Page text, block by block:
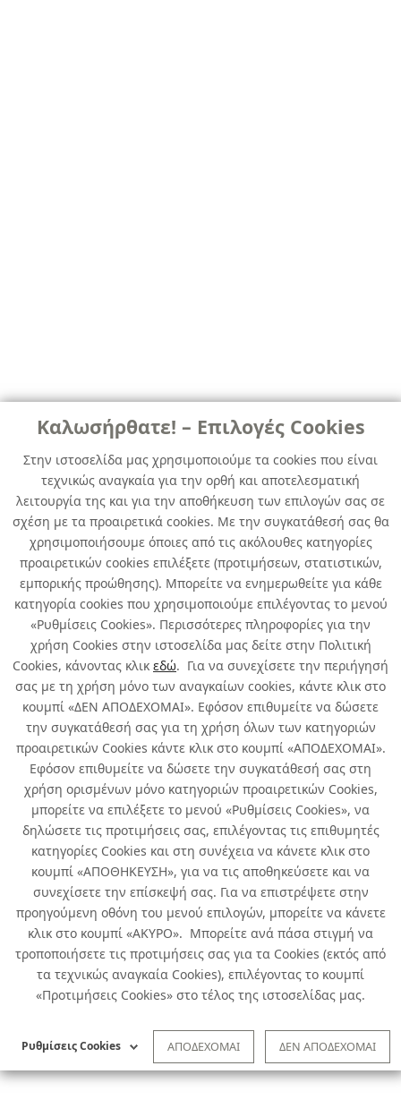
Καλωσήρθατε! – Επιλογές Cookies
Στην ιστοσελίδα μας χρησιμοποιούμε τα cookies που είναι
τεχνικώς αναγκαία για την ορθή και αποτελεσματική
λειτουργία της και για την αποθήκευση των επιλογών σας σε
σχέση με τα προαιρετικά cookies. Με την συγκατάθεσή σας θα
χρησιμοποιήσουμε όποιες από τις ακόλουθες κατηγορίες
προαιρετικών cookies επιλέξετε (προτιμήσεων, στατιστικών,
εμπορικής προώθησης). Μπορείτε να ενημερωθείτε για κάθε
κατηγορία cookies που χρησιμοποιούμε επιλέγοντας το μενού
«Ρυθμίσεις Cookies». Περισσότερες πληροφορίες για την
χρήση Cookies στην ιστοσελίδα μας δείτε στην Πολιτική
Cookies, κάνοντας κλικ εδώ. Για να συνεχίσετε την περιήγησή
σας με τη χρήση μόνο των αναγκαίων cookies, κάντε κλικ στο
κουμπί «ΔΕΝ ΑΠΟΔΕΧΟΜΑΙ». Εφόσον επιθυμείτε να δώσετε
την συγκατάθεσή σας για τη χρήση όλων των κατηγοριών
προαιρετικών Cookies κάντε κλικ στο κουμπί «ΑΠΟΔΕΧΟΜΑΙ».
Εφόσον επιθυμείτε να δώσετε την συγκατάθεσή σας στη
χρήση ορισμένων μόνο κατηγοριών προαιρετικών Cookies,
μπορείτε να επιλέξετε το μενού «Ρυθμίσεις Cookies», να
δηλώσετε τις προτιμήσεις σας, επιλέγοντας τις επιθυμητές
κατηγορίες Cookies και στη συνέχεια να κάνετε κλικ στο
κουμπί «ΑΠΟΘΗΚΕΥΣΗ», για να τις αποθηκεύσετε και να
συνεχίσετε την επίσκεψή σας. Για να επιστρέψετε στην
προηγούμενη οθόνη του μενού επιλογών, μπορείτε να κάνετε
κλικ στο κουμπί «ΑΚΥΡΟ». Μπορείτε ανά πάσα στιγμή να
τροποποιήσετε τις προτιμήσεις σας για τα Cookies (εκτός από
τα τεχνικώς αναγκαία Cookies), επιλέγοντας το κουμπί
«Προτιμήσεις Cookies» στο τέλος της ιστοσελίδας μας.
ΔΕΝ ΑΠΟΔΕΧΟΜΑΙ
ΑΠΟΔΕΧΟΜΑΙ
Ρυθμίσεις Cookies